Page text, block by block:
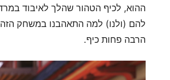
ההוא, לכיף הטהור שהלך לאיבוד
להם (ולנו) למה התאהבנו במשחק הזה
הרבה פחות כיף.